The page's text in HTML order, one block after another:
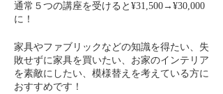
通常５つの講座を受けると¥31,500→¥30,000
に！
家具やファブリックなどの知識を得たい、失
敗せずに家具を買いたい、お家のインテリア
を素敵にしたい、模様替えを考えている方に
おすすめです！